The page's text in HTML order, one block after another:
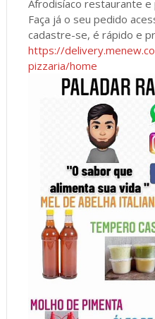
Afrodisíaco restaurante e
Faça já o seu pedido
cadastre-se, é rápido e
https://
pizzaria/home